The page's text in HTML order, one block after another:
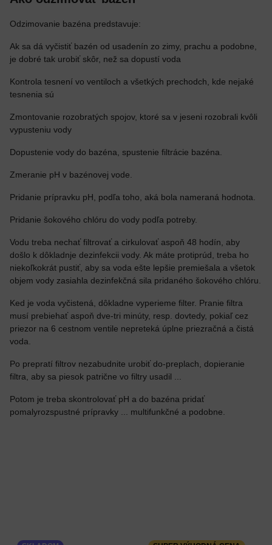
Odzimovanie bazéna predstavuje:
Ak sa dá vyčistiť bazén od usadenín zo zimy, prachu a podobne,
je dobré tak urobiť skôr, než sa dopustí voda
Kontrola tesnení vo ventiloch a všetkých prechodch, kde nejaké
tesnenia sú
Zmontovanie rozobratých spojov, ktoré sa v jeseni rozobrali kvôli
vypusteniu vody
Dopustenie vody do bazéna, spustenie filtrácie bazéna.
Zmeranie pH v bazénovej vode.
Pridanie prípravku pH, podľa toho, aká bola nameraná hodnota.
Pridanie šokového chlóru do vody podľa potreby.
Vodu treba nechať filtrovať a cirkulovať aspoň 48 hodín, aby
došlo k dôkladnje dezinfekcii vody. Ak máte protiprúd, treba ho
niekoľkokrát pustiť, aby sa voda ešte lepšie premiešala a všetok
objem vody zasiahla dezinfekčná sila pridaného šokového chlóru.
Ked je voda vyčistená, dôkladne vyperieme filter. Pranie filtra
musí prebiehať aspoň dve-tri minúty, resp. dovtedy, pokiaľ cez
priezor na 6 cestnom ventile nepreteká úplne priezračná a čistá
voda.
Po prepratí filtrov nezabudnite urobiť do-preplach, dopieranie
filtra, aby sa piesok patrične vo filtry usadil ...
Potom je treba skontrolovať pH a do bazéna pridať
pomalyrozspustné prípravky ... multifunkčné a podobne.